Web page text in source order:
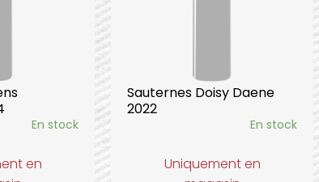
En stock
en
Sauternes Doisy Daene
2022
En stock
Uniquement en